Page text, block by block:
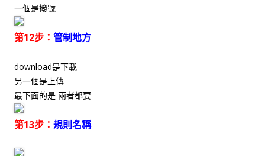
一個是撥號
第12步： 管制地方
download是下載
另一個是上傳
最下面的是 兩者都要
第13步： 規則名稱